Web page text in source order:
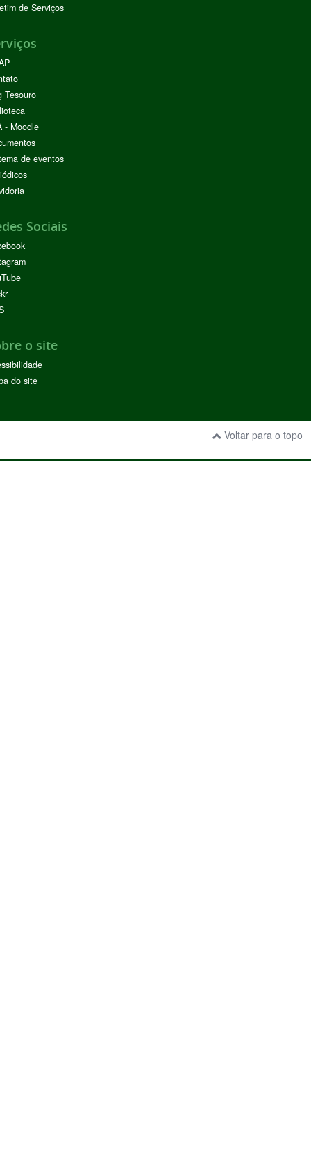
de Serviços
Tesouro
- Moodle
de eventos
Sociais
o site
do site
Voltar para o topo